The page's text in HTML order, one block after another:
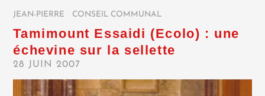
JEAN-PIERRE CONSEIL COMMUNAL
Tamimount Essaidi (Ecolo) : une
échevine sur la sellette
28 JUIN 2007